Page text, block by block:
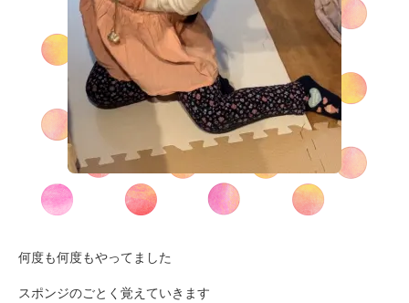
何度も何度もやってました
スポンジのごとく覚えていきます